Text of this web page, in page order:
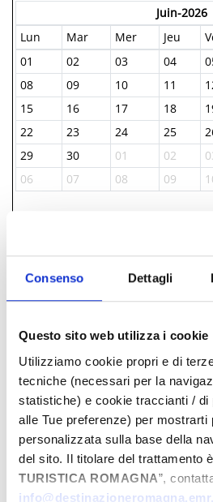
Consenso Dettagli
Questo sito web utilizza i cookie
Utilizziamo cookie propri e di
tecniche (necessari per la
statistiche) e cookie traccianti / di
alle Tue preferenze) per mostrarti
personalizzata sulla base della
del sito. Il titolare del trattamento è
TURISTICA ROMAGNA”,
Juin-2026
Lun
Mar Mer Jeu
01
02 03 04
08
09 10 11
15
16 17 18
22
23 24 25
29
30 01 02
06
07 08 09
Informazione e Accoglienza
Parco Fellini, 47921,
info@visitrimini.com
http://
Comune di
La Terrazza Della Dolce